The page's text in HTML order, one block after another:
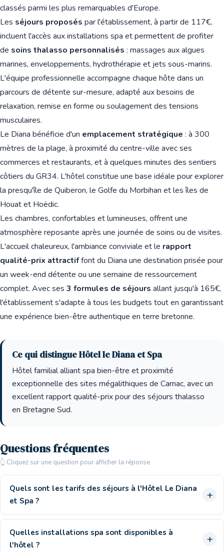
classés parmi les plus remarquables d'Europe.
Les séjours proposés par l'établissement, à partir de 117€,
incluent l'accès aux installations spa et permettent de profiter
de soins thalasso personnalisés : massages aux algues
marines, enveloppements, hydrothérapie et jets sous-marins.
L'équipe professionnelle accompagne chaque hôte dans un
parcours de détente sur-mesure, adapté aux besoins de
relaxation, remise en forme ou soulagement des tensions
musculaires.
Le Diana bénéficie d'un emplacement stratégique : à 300
mètres de la plage, à proximité du centre-ville avec ses
commerces et restaurants, et à quelques minutes des sentiers
côtiers du GR34. L'hôtel constitue une base idéale pour explorer
la presqu'île de Quiberon, le Golfe du Morbihan et les îles de
Houat et Hoëdic.
Les chambres, confortables et lumineuses, offrent une
atmosphère reposante après une journée de soins ou de visites.
L'accueil chaleureux, l'ambiance conviviale et le rapport
qualité-prix attractiffont du Diana une destination prisée pour
un week-end détente ou une semaine de ressourcement
complet. Avec ses 3 formules de séjours allant jusqu'à 165€,
l'établissement s'adapte à tous les budgets tout en garantissant
une expérience bien-être authentique en terre bretonne.
Ce qui distingue Hôtel le Diana et Spa
Hôtel familial alliant spa bien-être et proximité
exceptionnelle des sites mégalithiques de Carnac, avec un
excellent rapport qualité-prix pour des séjours thalasso
en Bretagne Sud.
Questions fréquentes
👆 Cliquez sur une question pour afficher la réponse
Quels sont les tarifs des séjours à l'Hôtel Le Diana
et Spa ?
Quelles installations spa sont disponibles à
l'hôtel ?